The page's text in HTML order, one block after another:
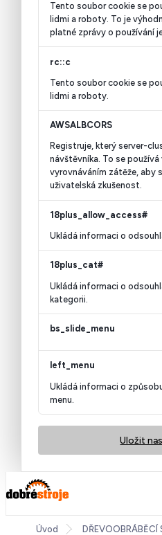
Tento soubor cookie se
lidmi a roboty. To je
platné zprávy o používání
rc::c
Tento soubor cookie se
lidmi a roboty.
AWSALBCORS
Registruje, který server-
návštěvníka. To se
vyrovnáváním zátěže, aby
uživatelská zkušenost.
18plus_allow_access#
Ukládá informaci o
18plus_cat#
Ukládá informaci o
kategorii.
bs_slide_menu
left_menu
Ukládá informaci o
menu.
Uložit
Úvod DŘEVOOBRÁBĚCÍ